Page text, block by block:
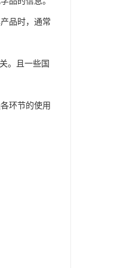
品时，通常
。且一些国
环节的使用